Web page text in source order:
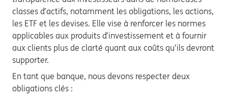
classes d’actifs, notamment les obligations, les actions,
les ETF et les devises. Elle vise à renforcer les normes
applicables aux produits d’investissement et à fournir
aux clients plus de clarté quant aux coûts qu’ils devront
supporter.
En tant que banque, nous devons respecter deux
obligations clés :